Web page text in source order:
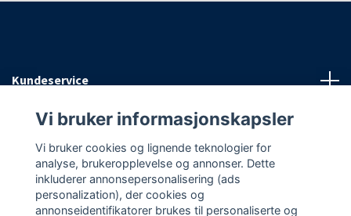
Kundeservice
Informasjon
Sosiale medier
Vi bruker informasjonskapsler
Vi bruker cookies og lignende teknologier for
analyse, brukeropplevelse og annonser. Dette
inkluderer annonsepersonalisering (ads
personalization), der cookies og
annonseidentifikatorer brukes til personaliserte og